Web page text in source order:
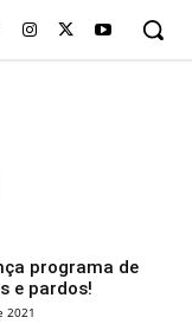
programa de
e pardos!
2021